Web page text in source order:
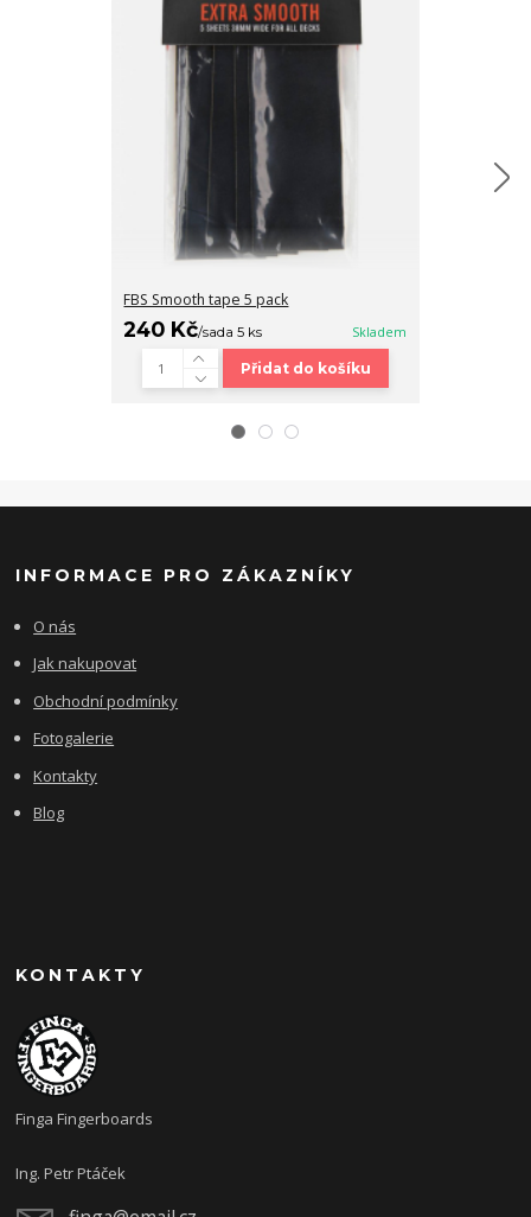
FBS Smooth tape 5 pack
240 Kč/sada 5 ks Skladem
Přidat do košíku
INFORMACE PRO ZÁKAZNÍKY
O nás
Jak nakupovat
Obchodní podmínky
Fotogalerie
Kontakty
Blog
KONTAKTY
Finga Fingerboards
Ing. Petr Ptáček